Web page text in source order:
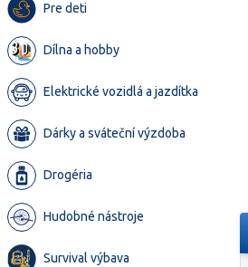
Pre deti
Dílna a hobby
Elektrické vozidlá a jazdítka
Dárky a sváteční výzdoba
Drogéria
Hudobné nástroje
Survival výbava